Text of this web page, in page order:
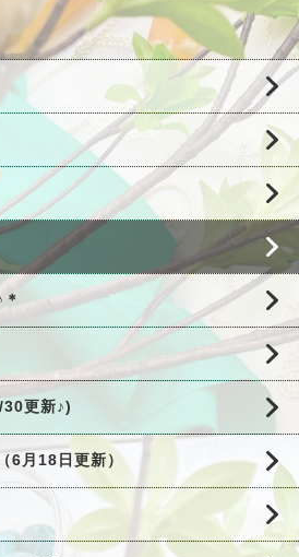
更新♪)
6月18日更新）